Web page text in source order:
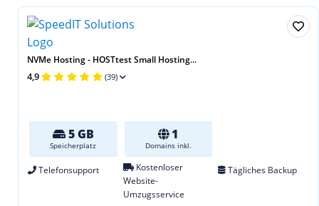
NVMe Hosting - HOSTtest Small Hosting...
4,9 (39)
5 GB
Speicherplatz
1
Domains inkl.
Telefonsupport
Kostenloser
Website-
Umzugsservice
Tägliches Backup